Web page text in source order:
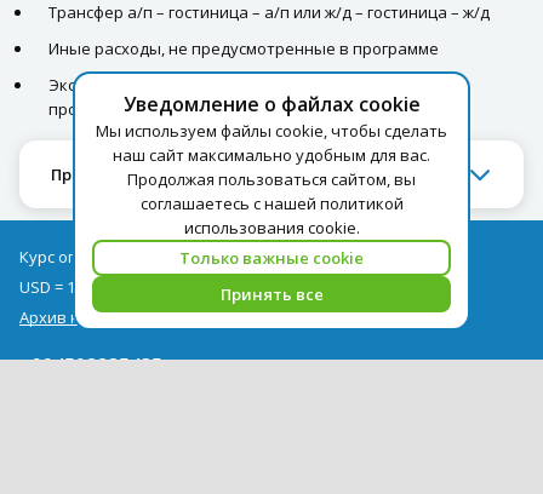
Трансфер а/п – гостиница – а/п или ж/д – гостиница – ж/д
Иные расходы, не предусмотренные в программе
Экскурсии и посещение музеев, не включенных в
программу тура
Программа экскурсионного тура
Уведомление о файлах cookie
Мы используем файлы cookie, чтобы сделать
наш сайт максимально удобным для вас.
Продолжая пользоваться сайтом, вы
соглашаетесь с нашей политикой
использования cookie.
Только важные cookie
Принять все
Курс оплаты туров на 09.08
USD = 1,71
Архив курсов
+994502285435